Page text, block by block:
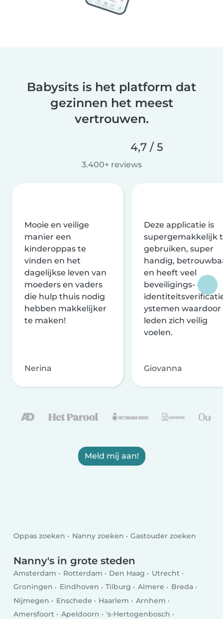
Babysits is het platform dat
gezinnen het meest
vertrouwen.
4,7 / 5
3.400+ reviews
Mooie en veilige
manier een
kinderoppas te
vinden en het
dagelijkse leven van
moeders en vaders
die hulp thuis nodig
hebben makkelijker
te maken!
Nerina
Deze applicatie is
supergemakkelijk
gebruiken, super
handig,
en heeft veel
beveiligings- en
ystemen waardoor
leden zich veilig
voelen.
Giovanna
Meld mij aan!
Oppas zoeken Nanny zoeken Gastouder zoeken
Nanny's in grote steden
Amsterdam Rotterdam Den Haag
Utrecht
Groningen
Eindhoven Tilburg Almere
Breda
Nijmegen
Enschede Haarlem
Arnhem
Amersfoort
Apeldoorn
's-Hertogenbosch